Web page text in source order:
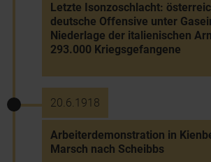
Letzte Isonzoschlacht:
deutsche Offensive unter
Niederlage der italienischen
293.000 Kriegsgefangene
20.6.1918
Arbeiterdemonstration in
Marsch nach Scheibbs